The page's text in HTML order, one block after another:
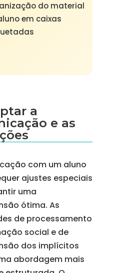
do material
em caixas
a
e as
com um aluno
ajustes especiais
uma
ótima. As
de processamento
social e de
dos implícitos
abordagem mais